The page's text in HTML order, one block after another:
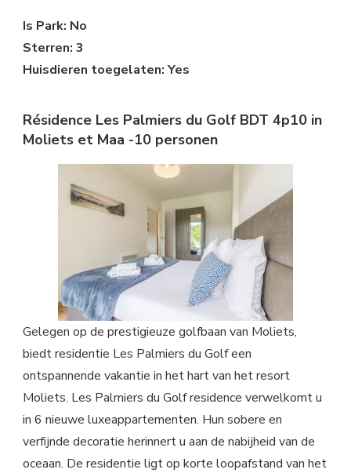
Is Park: No
Sterren: 3
Huisdieren toegelaten: Yes
Résidence Les Palmiers du Golf BDT 4p10 in
Moliets et Maa -10 personen
Gelegen op de prestigieuze golfbaan van Moliets,
biedt residentie Les Palmiers du Golf een
ontspannende vakantie in het hart van het resort
Moliets. Les Palmiers du Golf residence verwelkomt u
in 6 nieuwe luxeappartementen. Hun sobere en
verfijnde decoratie herinnert u aan de nabijheid van de
oceaan. De residentie ligt op korte loopafstand van het